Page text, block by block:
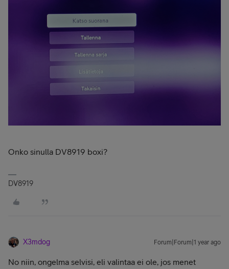
Onko sinulla DV8919 boxi?
DV8919
X3mdog Forum|Forum|1 year ago
No niin, ongelma selvisi, eli valintaa ei ole, jos menet